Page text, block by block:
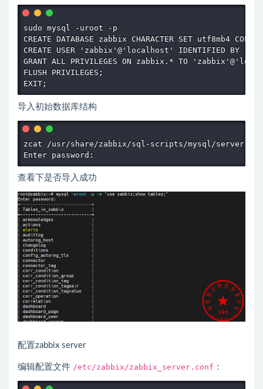
sudo mysql -uroot -p
CREATE DATABASE zabbix CHARACTER SET utf8mb4
CREATE USER 'zabbix'@'localhost' IDENTIFIED BY
GRANT ALL PRIVILEGES ON zabbix.* TO
FLUSH PRIVILEGES;
EXIT;
导入初始数据库结构
zcat /usr/share/zabbix/sql-scripts/mysql/
Enter password:
查看下是否导入成功
配置zabbix server
编辑配置文件 /etc/zabbix/zabbix_server.conf ：